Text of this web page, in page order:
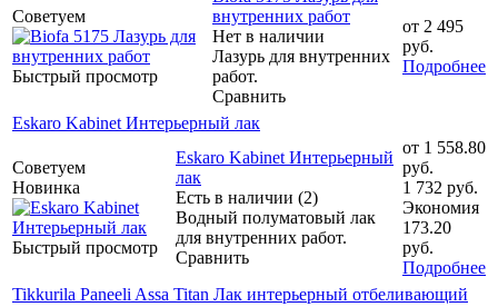
Советуем
Быстрый просмотр
внутренних работ
Нет в наличии
Лазурь для внутренних
работ.
Сравнить
от 2 495
руб.
Подробнее
Eskaro Kabinet Интерьерный лак
Советуем
Новинка
Быстрый просмотр
Eskaro Kabinet Интерьерный
лак
Есть в наличии (2)
Водный полуматовый лак
для внутренних работ.
Сравнить
от 1 558.80
руб.
1 732 руб.
Экономия
173.20
руб.
Подробнее
Tikkurila Paneeli Assa Titan Лак интерьерный отбеливающий